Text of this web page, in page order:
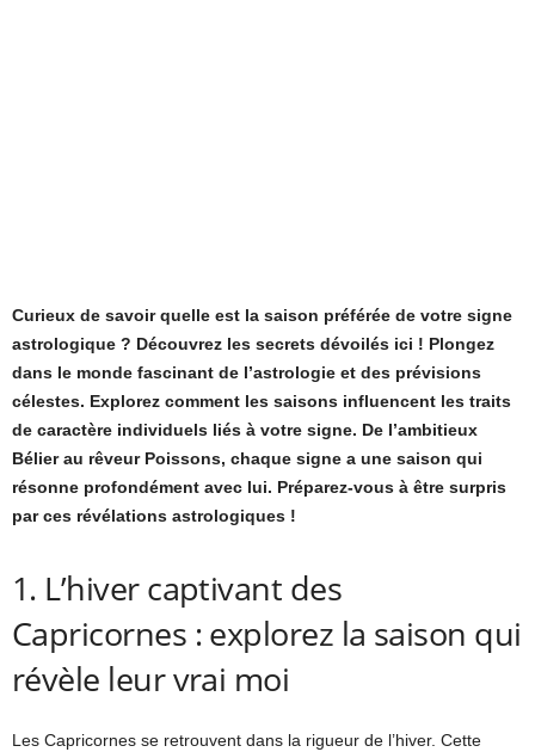
Curieux de savoir quelle est la saison préférée de votre signe
astrologique ? Découvrez les secrets dévoilés ici ! Plongez
dans le monde fascinant de l’astrologie et des prévisions
célestes. Explorez comment les saisons influencent les traits
de caractère individuels liés à votre signe. De l’ambitieux
Bélier au rêveur Poissons, chaque signe a une saison qui
résonne profondément avec lui. Préparez-vous à être surpris
par ces révélations astrologiques !
1. L’hiver captivant des
Capricornes : explorez la saison qui
révèle leur vrai moi
Les Capricornes se retrouvent dans la rigueur de l’hiver. Cette